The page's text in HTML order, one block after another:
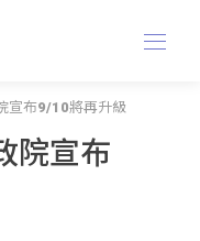
宣布9/10將再升級
院宣布